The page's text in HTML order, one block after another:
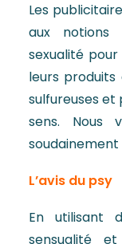
Les
aux notions
sexualité
leurs
sulfureuses et
sens. Nous
L’avis du psy
En utilisant
sensualité